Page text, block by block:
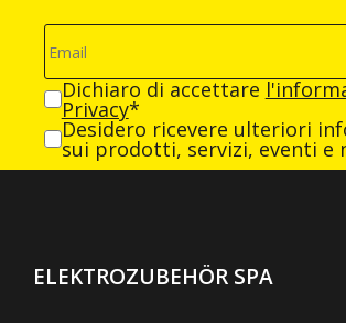
Dichiaro di accettare
Privacy*
Desidero ricevere ulteriori
sui prodotti, servizi, eventi e
ELEKTROZUBEHÖR SPA